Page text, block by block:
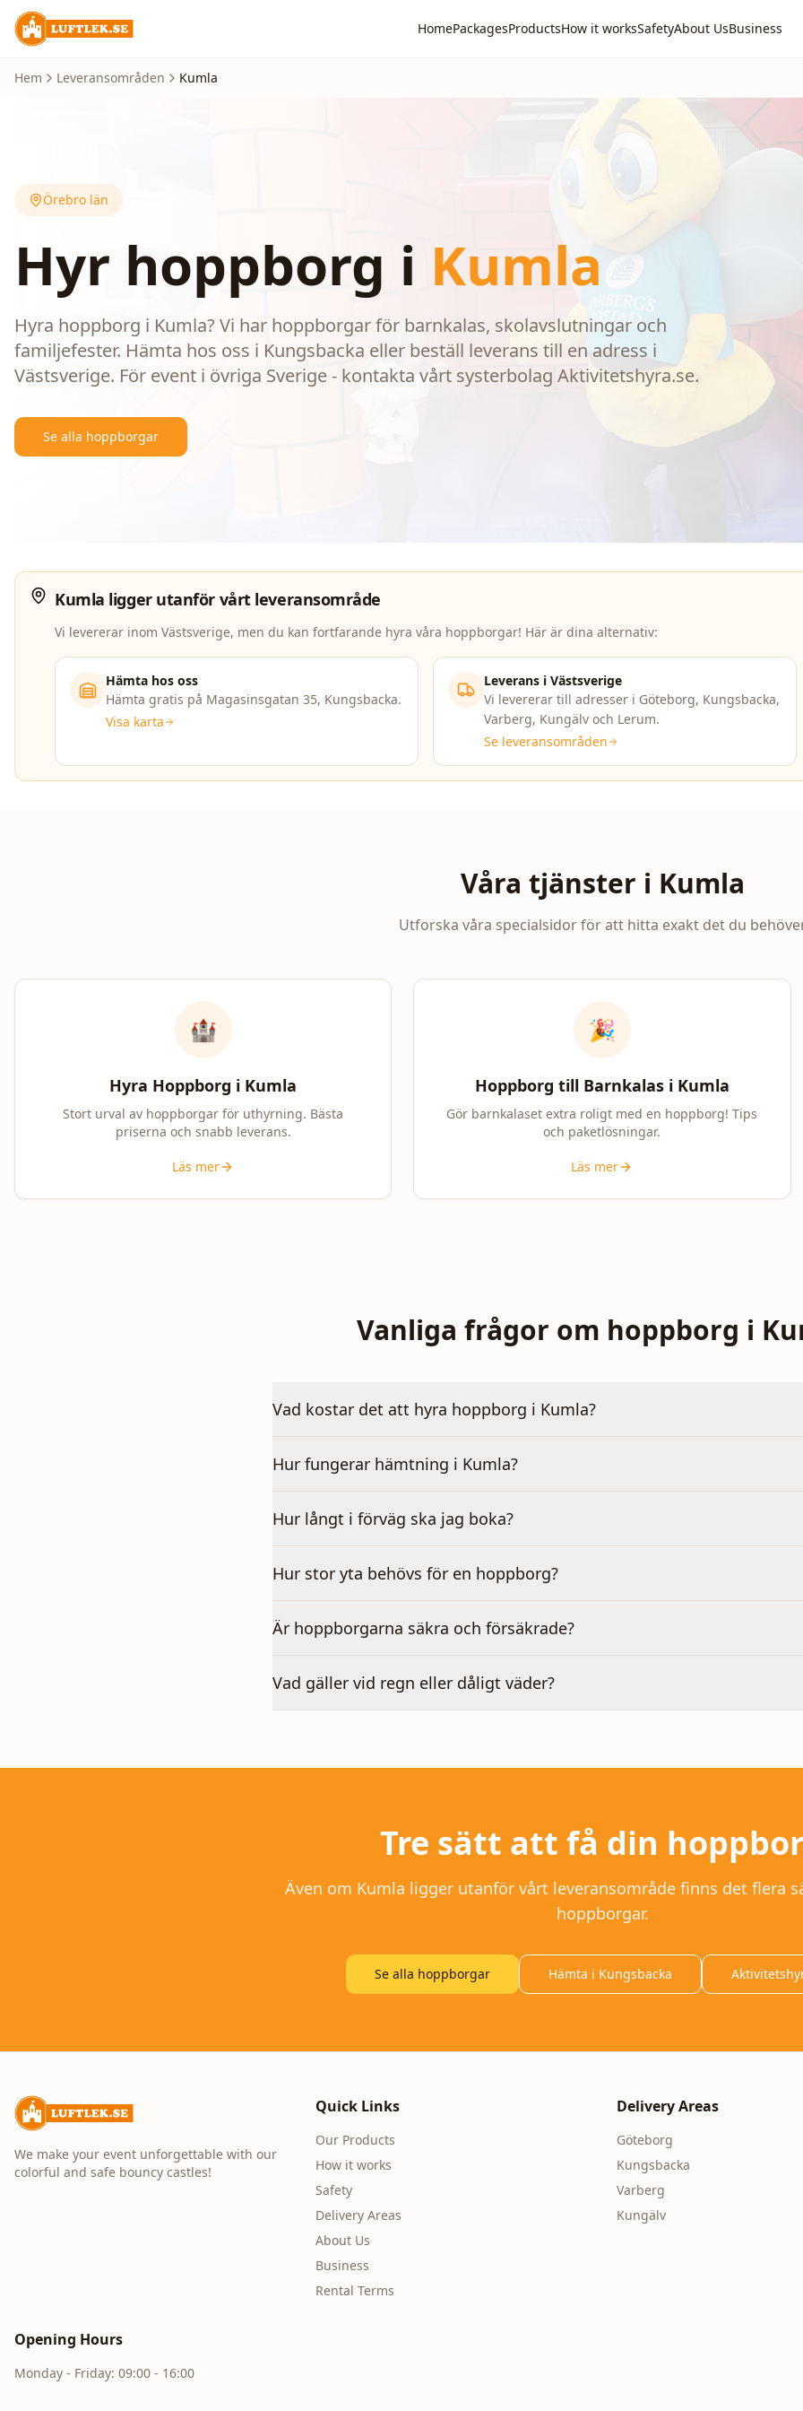
HomePackagesProductsHow it worksSafetyAbout UsBusiness
Hem Leveransområden Kumla
Örebro län
Hyr hoppborg i Kumla
Hyra hoppborg i Kumla? Vi har hoppborgar för barnkalas, skolavslutningar och
familjefester. Hämta hos oss i Kungsbacka eller beställ leverans till en adress i
Västsverige. För event i övriga Sverige - kontakta vårt systerbolag Aktivitetshyra.se.
Se alla hoppborgar
Kumla ligger utanför vårt leveransområde
Vi levererar inom Västsverige, men du kan fortfarande hyra våra hoppborgar! Här är dina alternativ:
Hämta hos oss
Hämta gratis på Magasinsgatan 35, Kungsbacka.
Visa karta
Leverans i Västsverige
Vi levererar till adresser i Göteborg, Kungsbacka,
Varberg, Kungälv och Lerum.
Se leveransområden
Våra tjänster i Kumla
Utforska våra specialsidor för att hitta exakt det du
🏰
Hyra Hoppborg i Kumla
Stort urval av hoppborgar för uthyrning. Bästa
priserna och snabb leverans.
Läs mer
🎉
Hoppborg till Barnkalas i Kumla
Gör barnkalaset extra roligt med en hoppborg! Tips
och paketlösningar.
Läs mer
Vanliga frågor om hoppborg i
Vad kostar det att hyra hoppborg i Kumla?
Hur fungerar hämtning i Kumla?
Hur långt i förväg ska jag boka?
Hur stor yta behövs för en hoppborg?
Är hoppborgarna säkra och försäkrade?
Vad gäller vid regn eller dåligt väder?
Tre sätt att få din
Även om Kumla ligger utanför vårt leveransområde finns det flera
hoppborgar.
Se alla hoppborgar Hämta i Kungsbacka
We make your event unforgettable with our
colorful and safe bouncy castles!
Quick Links
Our Products
How it works
Safety
Delivery Areas
About Us
Business
Rental Terms
Delivery Areas
Göteborg
Kungsbacka
Varberg
Kungälv
Opening Hours
Monday - Friday: 09:00 - 16:00